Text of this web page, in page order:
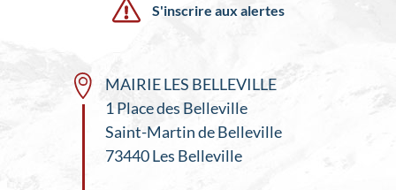
S'inscrire aux alertes
MAIRIE LES BELLEVILLE
1 Place des Belleville
Saint-Martin de Belleville
73440 Les Belleville